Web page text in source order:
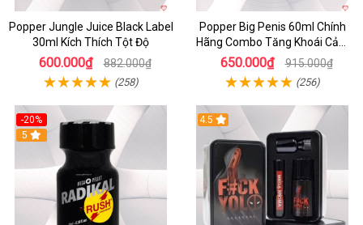
Popper Jungle Juice Black Label
30ml Kích Thích Tột Độ
600.000₫ 882.000₫
(258)
Popper Big Penis 60ml Chính
Hãng Combo Tăng Khoái Cảm
Mạnh Mẽ
650.000₫ 915.000₫
(256)
-20%
5
4.5